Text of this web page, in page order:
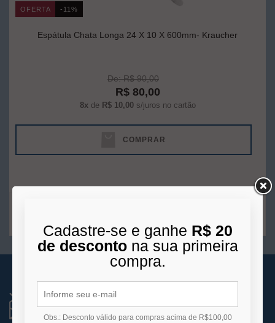
OFERTA -11%
Espátula Chata Longa 24 X 10 X 600mm- Kraucher
De: R$ 90,00
R$ 80,00
8xde R$ 10,00s/juros no cartão
COMPRAR
RECEBA NOVIDADES
Você está se cadastrando para receber e-mails
Cadastre-se e ganhe R$ 20
de descontona sua primeira
compra.
Obs.: Desconto válido para compras acima de R$100,00